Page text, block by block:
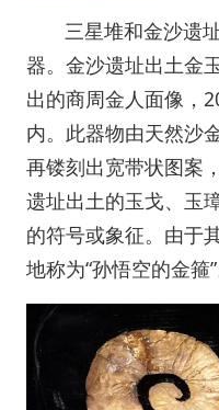
三星堆和金沙遗
器。金沙遗址出土金
出的商周金人面像，
内。此器物由天然沙
再镂刻出宽带状图案
遗址出土的玉戈、玉
的符号或象征。由于
地称为“孙悟空的金箍”